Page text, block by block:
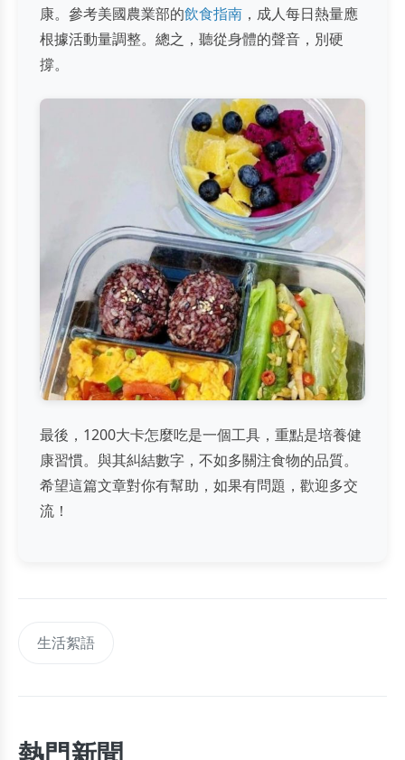
康。參考美國農業部的飲食指南 ，成人每日熱量應
根據活動量調整。總之，聽從身體的聲音，別硬
撐。
最後，1200大卡怎麼吃是一個工具，重點是培養健
康習慣。與其糾結數字，不如多關注食物的品質。
希望這篇文章對你有幫助，如果有問題，歡迎多交
流！
生活絮語